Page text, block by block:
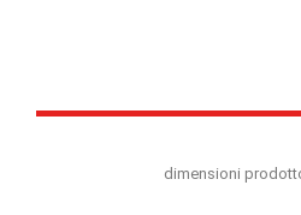
dimensioni